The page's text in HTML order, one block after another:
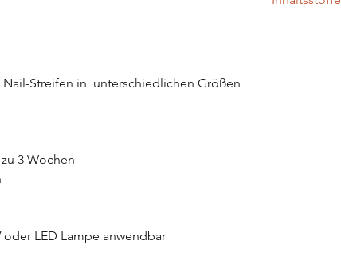
Streifen in  unterschiedlichen Größen
3 Wochen
LED Lampe anwendbar